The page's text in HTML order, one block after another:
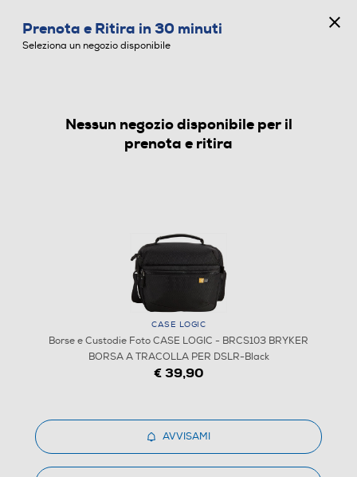
BORSE E CUSTODIE FOTO
1/4
Prenota e Ritira in 30 minuti
Seleziona un negozio disponibile
Nessun negozio disponibile per il
prenota e ritira
CASE LOGIC
Borse e Custodie Foto CASE LOGIC - BRCS103 BRYKER
BORSA A TRACOLLA PER DSLR-Black
€ 39,90
AVVISAMI